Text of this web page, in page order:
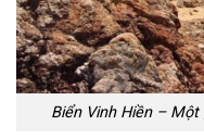
Biển Vinh Hiền –